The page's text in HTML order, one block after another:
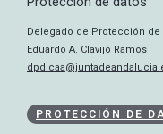
Delegado de Protección de
Eduardo A. Clavijo Ramos
PROTECCIÓN DE